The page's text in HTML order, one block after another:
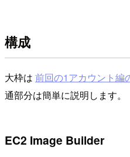
構成
大枠は 前回の1アカウント編
通部分は簡単に説明します。
EC2 Image Builder